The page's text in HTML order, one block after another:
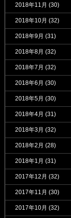
2018年11月 (30)
2018年10月 (32)
2018年9月 (31)
2018年8月 (32)
2018年7月 (32)
2018年6月 (30)
2018年5月 (30)
2018年4月 (31)
2018年3月 (32)
2018年2月 (28)
2018年1月 (31)
2017年12月 (32)
2017年11月 (30)
2017年10月 (32)